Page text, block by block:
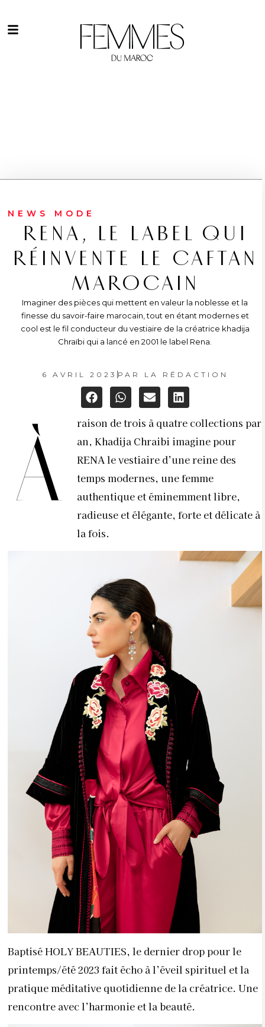
NEWS MODE
RENA, LE LABEL QUI
RÉINVENTE LE CAFTAN
MAROCAIN
Imaginer des pièces qui mettent en valeur la noblesse et la
finesse du savoir-faire marocain, tout en étant modernes et
cool est le fil conducteur du vestiaire de la créatrice khadija
Chraïbi qui a lancé en 2001 le label Rena.
6 AVRIL 2023 PAR LA RÉDACTION
À
raison de trois à quatre collections par
an, Khadija Chraibi imagine pour
RENA le vestiaire d’une reine des
temps modernes, une femme
authentique et éminemment libre,
radieuse et élégante, forte et délicate à
la fois.
Baptisé HOLY BEAUTIES, le dernier drop pour le
printemps/été 2023 fait écho à l’éveil spirituel et la
pratique méditative quotidienne de la créatrice. Une
rencontre avec l’harmonie et la beauté.